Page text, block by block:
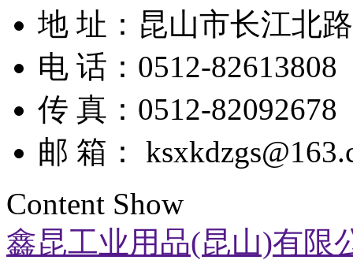
地 址：昆山市长江北
电 话：0512-82613808
传 真：0512-82092678
邮 箱：
Content Show
鑫昆工业用品(昆山)有限